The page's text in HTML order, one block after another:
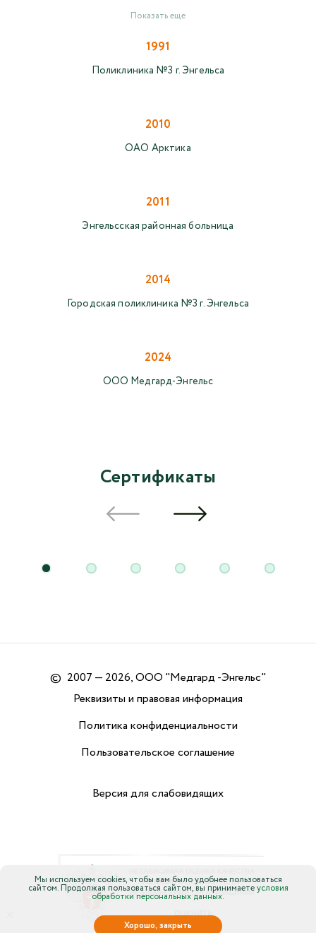
Показать еще
1991
Поликлиника №3 г. Энгельса
2010
ОАО Арктика
2011
Энгельсская районная больница
2014
Городская поликлиника №3 г. Энгельса
2024
ООО Медгард-Энгельс
Сертификаты
© 2007 — 2026, ООО "Медгард -Энгельс"
Реквизиты и правовая информация
Политика конфиденциальности
Пользовательское соглашение
Версия для слабовидящих
Мы используем cookies, чтобы вам было удобнее пользоваться
сайтом. Продолжая пользоваться сайтом, вы принимаетеусловия
обработки персональных данных.
Хорошо, закрыть